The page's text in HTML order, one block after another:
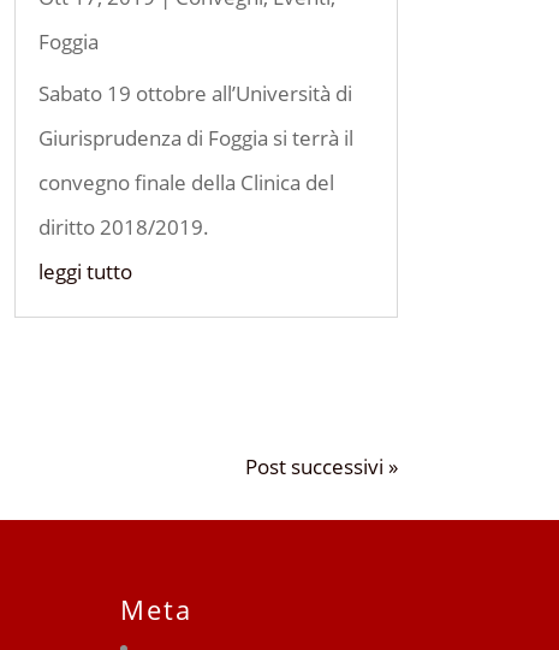
Foggia
Sabato 19 ottobre all’Università di
Giurisprudenza di Foggia si terrà il
convegno finale della Clinica del
diritto 2018/2019.
leggi tutto
Post successivi »
Meta